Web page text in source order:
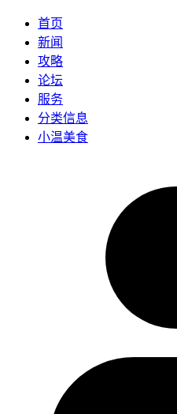
首页
新闻
攻略
论坛
服务
分类信息
小温美食